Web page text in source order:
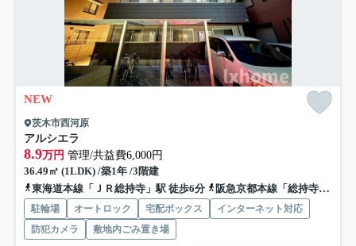
NEW
茨木市西河原
アルシエラ
8.9万円 管理/共益費6,000円
36.49㎡ (1LDK) /築1年 /3階建
東海道本線「ＪＲ総持寺」駅 徒歩6分
阪急京都本線「総持寺」駅 徒歩12分
駐輪場 オートロック 宅配ボックス
インターネット対応
防犯カメラ
敷地内ごみ置き場